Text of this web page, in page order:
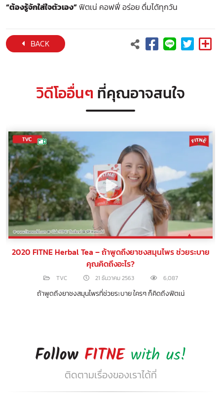
“ต้องรู้จักใส่ใจตัวเอง”ฟิตเน่ คอฟฟี่ อร่อย ดื่มได้ทุกวัน
BACK
วิดีโออื่นๆ ที่คุณอาจสนใจ
2020 FITNE Herbal Tea – ถ้าพูดถึงยาชงสมุนไพร ช่วยระบาย
คุณคิดถึงอะไร?
TVC 21 ธันวาคม 2563 6,087
ถ้าพูดถึงยาชงสมุนไพรที่ช่วยระบาย ใครๆ ก็คิดถึงฟิตเน่
Follow FITNE with us!
ติดตามเรื่องของเราได้ที่